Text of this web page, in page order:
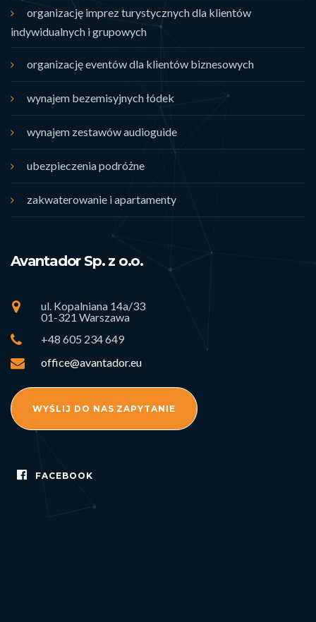
organizację imprez turystycznych dla klientów
indywidualnych i grupowych
organizację eventów dla klientów biznesowych
wynajem bezemisyjnych łódek
wynajem zestawów audioguide
ubezpieczenia podróżne
zakwaterowanie i apartamenty
Avantador Sp. z o.o.
ul. Kopalniana 14a/33
01-321 Warszawa
+48 605 234 649
office@avantador.eu
WYŚLIJ DO NAS ZAPYTANIE
FACEBOOK